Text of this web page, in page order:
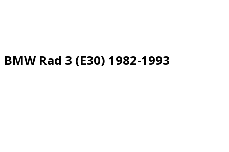
BMW Rad 3 (E30) 1982-1993